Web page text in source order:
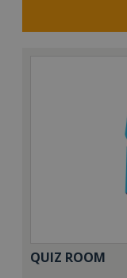
QUIZ ROOM